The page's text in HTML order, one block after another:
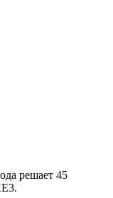
решает 45